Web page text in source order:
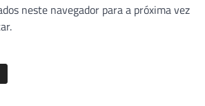
neste navegador para a próxima vez